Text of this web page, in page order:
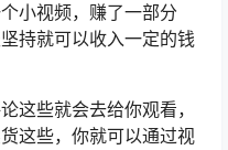
小视频，赚了一部分
持就可以收入一定的钱
这些就会去给你观看，
这些，你就可以通过视